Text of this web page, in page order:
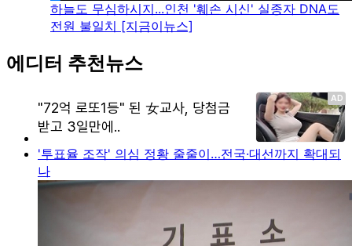
하늘도 무심하시지...인천 '훼손 시신' 실종자 DNA도
전원 불일치 [지금이뉴스]
에디터 추천뉴스
'투표율 조작' 의심 정황 줄줄이…전국·대선까지 확대되
나